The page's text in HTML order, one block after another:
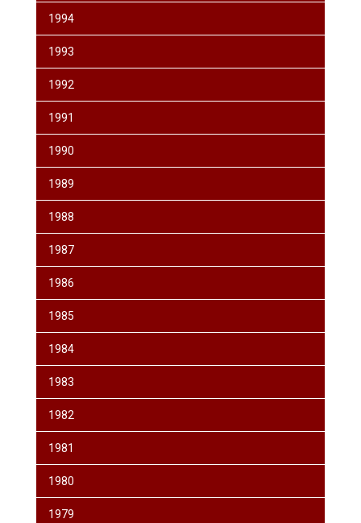
1994
1993
1992
1991
1990
1989
1988
1987
1986
1985
1984
1983
1982
1981
1980
1979